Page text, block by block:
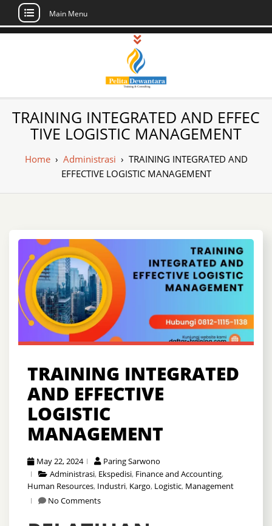
Skip
Main Menu
Pusat Pelatihan
dan Sertifikasi –
Daftar Training
Indonesia
Sertifikasi di Indonesia
TRAINING INTEGRATED AND EFFEC
TIVE LOGISTIC MANAGEMENT
Home› Administrasi › TRAINING INTEGRATED AND
EFFECTIVE LOGISTIC MANAGEMENT
TRAINING INTEGRATED
AND EFFECTIVE
LOGISTIC
MANAGEMENT
May 22, 2024
Paring Sarwono
Administrasi, Ekspedisi, Finance and Accounting,
Human Resources, Industri, Kargo, Logistic, Management
No Comments